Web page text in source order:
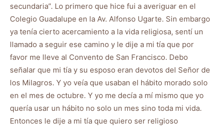
secundaria”. Lo primero que hice fui a averiguar en el
Colegio Guadalupe en la Av. Alfonso Ugarte. Sin embargo
ya tenía cierto acercamiento a la vida religiosa, sentí un
llamado a seguir ese camino y le dije a mi tía que por
favor me lleve al Convento de San Francisco. Debo
señalar que mi tía y su esposo eran devotos del Señor de
los Milagros. Y yo veía que usaban el hábito morado solo
en el mes de octubre. Y yo me decía a mí mismo que yo
quería usar un hábito no solo un mes sino toda mi vida.
Entonces le dije a mi tía que quiero ser religioso